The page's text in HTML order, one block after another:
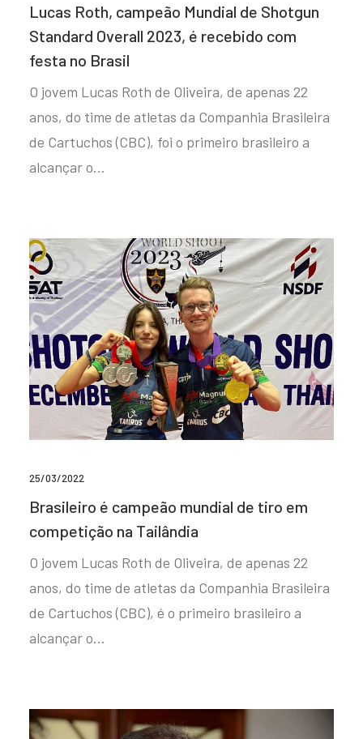
Lucas Roth, campeão Mundial de Shotgun
Standard Overall 2023, é recebido com
festa no Brasil
O jovem Lucas Roth de Oliveira, de apenas 22
anos, do time de atletas da Companhia Brasileira
de Cartuchos (CBC), foi o primeiro brasileiro a
alcançar o…
25/03/2022
Brasileiro é campeão mundial de tiro em
competição na Tailândia
O jovem Lucas Roth de Oliveira, de apenas 22
anos, do time de atletas da Companhia Brasileira
de Cartuchos (CBC), é o primeiro brasileiro a
alcançar o…